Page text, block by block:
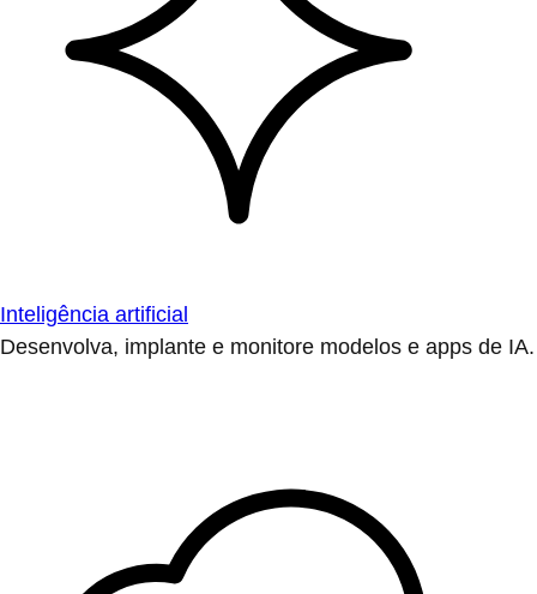
Inteligência artificial
Desenvolva, implante e monitore modelos e apps de IA.